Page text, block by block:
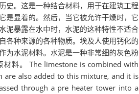
史。这是一种结合材料，用于在建筑工程
是显着的。然后，当它被允许干燥时，它
泥暴露在水中时，水泥的这种特性不适合
各种来源的各种物质。埃及人使用钙化的
为水泥材料。水泥是一种非常细的灰色粉
料。 The limestone is combined with
are also added to this mixture, and it is
through a pre heater tower into a